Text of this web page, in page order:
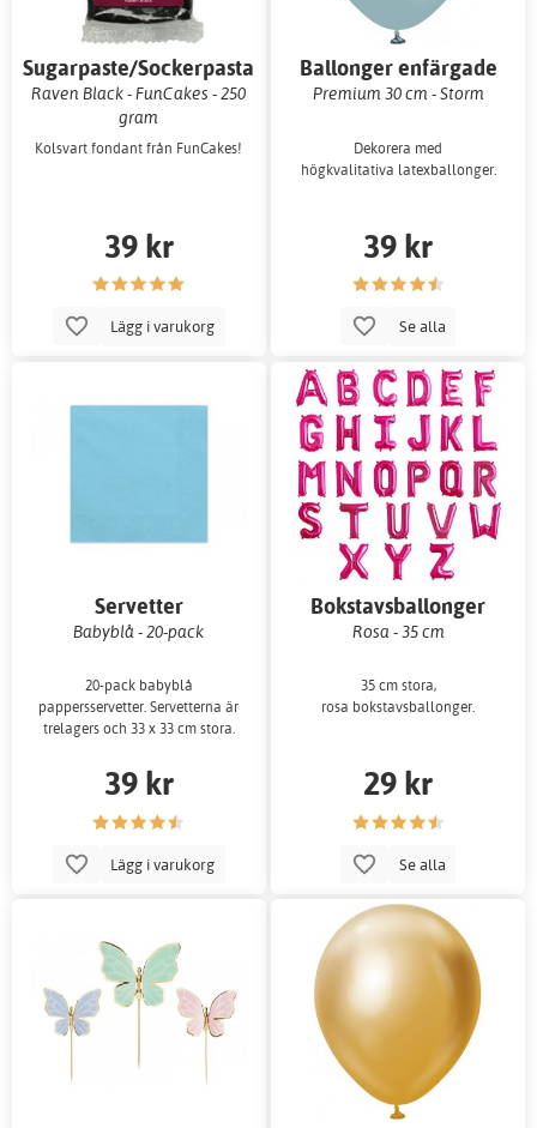
Sugarpaste/Sockerpasta
Raven Black - FunCakes - 250
gram
Kolsvart fondant från FunCakes!
39 kr
Lägg i varukorg
Ballonger enfärgade
Premium 30 cm - Storm
Dekorera med
högkvalitativa latexballonger.
39 kr
Se alla
Servetter
Babyblå - 20-pack
20-pack babyblå
pappersservetter. Servetterna är
trelagers och 33 x 33 cm stora.
39 kr
Lägg i varukorg
Bokstavsballonger
Rosa - 35 cm
35 cm stora,
rosa bokstavsballonger.
29 kr
Se alla